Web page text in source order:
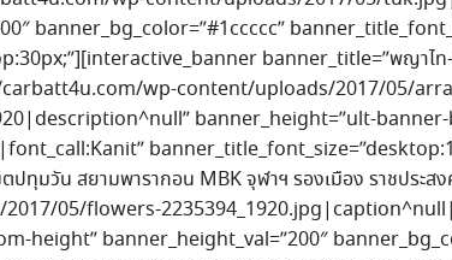
banner_bg_color=”#1ccccc”
banner_title=”พญาไท
carbatt4u.com/wp-content/uploads/2017/05/
banner_height=”ult-banner-
วัน สยามพารากอน MBK จุฬาฯ รองเมือง ราชประสง
05/flowers-
height” banner_height_val=”200″